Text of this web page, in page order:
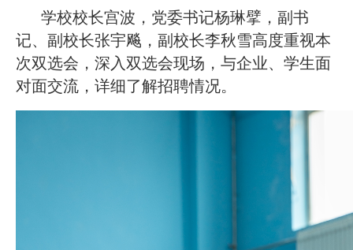
学校校长宫波，党委书记杨琳擘，副书
记、副校长张宇飚，副校长李秋雪高度重视本
次双选会，深入双选会现场，与企业、学生面
对面交流，详细了解招聘情况。